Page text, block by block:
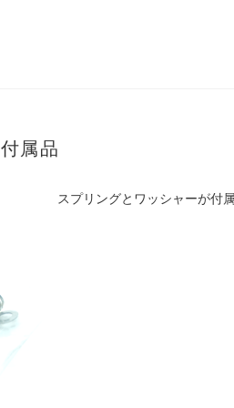
付属品
スプリングとワッシャーが付属